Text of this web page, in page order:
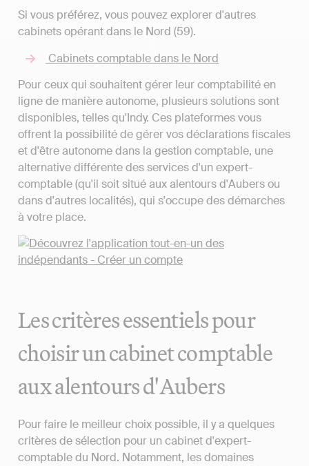
Si vous préférez, vous pouvez explorer d'autres
cabinets opérant dans le Nord (59).
Cabinets comptable dans le Nord
Pour ceux qui souhaitent gérer leur comptabilité en
ligne de manière autonome, plusieurs solutions sont
disponibles, telles qu'Indy. Ces plateformes vous
offrent la possibilité de gérer vos déclarations fiscales
et d'être autonome dans la gestion comptable, une
alternative différente des services d'un expert-
comptable (qu'il soit situé aux alentours d'Aubers ou
dans d'autres localités), qui s'occupe des démarches
à votre place.
Les critères essentiels pour
choisir un cabinet comptable
aux alentours d'Aubers
Pour faire le meilleur choix possible, il y a quelques
critères de sélection pour un cabinet d'expert-
comptable du Nord. Notamment, les domaines